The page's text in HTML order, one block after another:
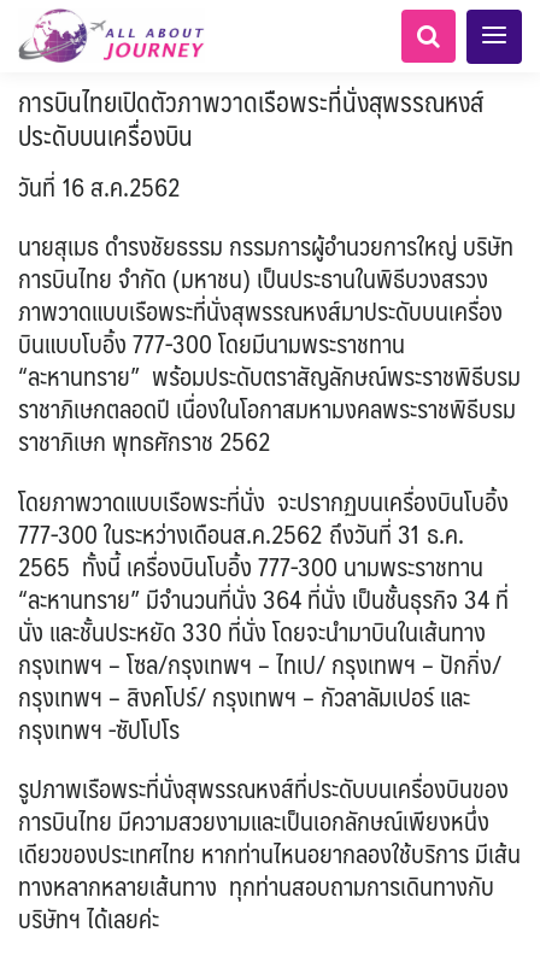
AFG อัฟกานิสถาน 0
LKA ศรีลังกา + BGD บังคลา
เทศ
0
เอเชียกลาง 6 LKA ศรีลังกา
BTN ภูฏาน 2
BRN บรูไน 0 KHM กัมพูชา 0
จีน
IND อินเดีย 21 IDN อินโดนีเซีย 3
IRN อิหร่าน 0 IRQ อิรัก 0
ISR อิสราเอล 0
JPN ญี่ปุ่น JOR จอร์แดน 4
KAZ คาซัคสถาน KORS เกาหลีใต้ 2
KGZ คีร์กีซสถาน 4 LAO ลาว 0
LBN เลบานอน 0
MDV มัลดีฟส์ 0 MNG มองโกเลีย
MMR เมียนมาร์ 5 NPL เนปาล 0
OMN โอมาน 0 PAK ปากีสถาน 8
PHL ฟิลิปปินส์ 1 SAU ซาอุดิอาระเบีย 1
Balkan บอลข่าน 1
สวิตเซอร์แลนด์ เยอรมนี
ฝรั่งเศส
1
MNE มอนเตเนโกร 1 แอลเบเนีย - Albania
ล่าแสงเหนือ-ใต้ 11 Baltic บอลติก 4
ยุโรปตะวันออก 12
ออสเตรีย - Austria 3
AZE อาเซอร์ไบจาน 2 BIH บอสเนีย & เฮอร์เซโกวีนา
1
BLR เบลารุส 0 BEL เบลเยี่ยม 0
HRV โครเอเชีย 3 CYP ไซปรัส 0
DNK เดนมาร์ก 2
CZE เช็ก 0 FIN ฟินแลนด์ 3
FRO หมู่เกาะแฟโร
DEU เยอรมนี 3 GEO จอร์เจีย 10
GRL กรีนแลนด์ 3
GRC กรีซ 1 ISL ไอซ์แลนด์ 4
ITA อิตาลี 9 MDA มอลโดวา 0
อเมริกาใต้ 8 อเมริกากลาง 1
ARG อาร์เจนตินา 3
CUB คิวบา 0 CAN แคนาดา
CHL ชิลี 3 ECU เอกวาดอร์ 0
PER เปรู 2
เม็กซิโก คิวบา 1 อเมริกา แคนาดา 1
ทัวร์ ล่องเรือสำราญยุโรป 5 ทัวร์ ล่องเรือสำราญอลาสก้า
1
ทัวร์ ล่องเรือสำราญอเมริกา ทัวร์ ล่องเรือสำราญเอเชีย
ทัวร์ ล่องเรือสำราญประเท
ศอื่นๆ
5
แอฟริกาใต้ - South Africa นามิเบีย - Namibia 1
โมร็อคโค - Morocco 6
ขั้วโลกใต้ เคนย่า - Kenya
แทนซาเนีย - Tanzania นิวซีแลนด์ - New Zealand
ไมโครนีเซีย - Micronesia
ตูนีเซีย - Tunisia เกาะโบราโบร่า - Bora Bora
0
แอลจีเรีย - Algeria ออสเตรเลีย - Australia
ทัวร์ อันซีน ประเทศแปลก 32 ลิเบีย - Libya 1
บราซิล - Brazil 0
เอธิโอเปีย - Ethiopia 0 อียิปต์ - Egypt 10
ล่องเรือดินเนอร์ วันวาเลนไทน์ ล่องเรือดินเนอร์วันลอยกระทง
18
ล่องเรือดินเนอร์วันปีใหม่ 19 เรือรอบกลางวัน กทม. 2
ล่องเรือดินเนอร์แม่น้ำ
ล่องเรือโปรแกรมอยุธยา 9
ล่องเรือ รอบ Sunset 14
ล่องเรือเหมาลำ / เหมาชั้น /
อยอร์ช / Speed Boat ส่วนตัวทั่ว
ะเทศ
255
เรือยอร์ช / Speed Boat ฯลฯ
บ Join ทั่วประเทศ
72
ตั๋วสวนสนุก 0 บุฟเฟต์โรงแรม/ร้านอาหาร
บุฟเฟต์ใบหยก 7 ไทยบัสฟู้ดทัวร์ 1
ตั๋วเรือ Hop-on Hop-off 0
โปรแกรมทัวร์ทั่วไทย 0 แต่งชุดไทยถ่ายรูปวัดอรุณฯ
1
พิเศษ! ล่องเรือเทศกาลชมพลุ
ห้องพักราคาพิเศษ 3
ข่าวที่น่าสนใจ
สถานที่ท่องเที่ยว
การบินไทยเปิดตัวภาพวาดเรือพระที่นั่งสุพรรณหงส์
ประดับบนเครื่องบิน
วันที่ 16 ส.ค.2562
นายสุเมธ ดำรงชัยธรรม กรรมการผู้อำนวยการใหญ่ บริษัท
การบินไทย จำกัด (มหาชน) เป็นประธานในพิธีบวงสรวง
ภาพวาดแบบเรือพระที่นั่งสุพรรณหงส์มาประดับบนเครื่อง
บินแบบโบอิ้ง 777-300 โดยมีนามพระราชทาน
“ละหานทราย” พร้อมประดับตราสัญลักษณ์พระราชพิธีบรม
ราชาภิเษกตลอดปี เนื่องในโอกาสมหามงคลพระราชพิธีบรม
ราชาภิเษก พุทธศักราช 2562
โดยภาพวาดแบบเรือพระที่นั่ง จะปรากฏบนเครื่องบินโบอิ้ง
777-300 ในระหว่างเดือนส.ค.2562 ถึงวันที่ 31 ธ.ค.
2565 ทั้งนี้ เครื่องบินโบอิ้ง 777-300 นามพระราชทาน
“ละหานทราย” มีจำนวนที่นั่ง 364 ที่นั่ง เป็นชั้นธุรกิจ 34 ที่
นั่ง และชั้นประหยัด 330 ที่นั่ง โดยจะนำมาบินในเส้นทาง
กรุงเทพฯ – โซล/กรุงเทพฯ – ไทเป/ กรุงเทพฯ – ปักกิ่ง/
กรุงเทพฯ – สิงคโปร์/ กรุงเทพฯ – กัวลาลัมเปอร์ และ
กรุงเทพฯ -ซัปโปโร
รูปภาพเรือพระที่นั่งสุพรรณหงส์ที่ประดับบนเครื่องบินของ
การบินไทย มีความสวยงามและเป็นเอกลักษณ์เพียงหนึ่ง
เดียวของประเทศไทย หากท่านไหนอยากลองใช้บริการ มีเส้น
ทางหลากหลายเส้นทาง ทุกท่านสอบถามการเดินทางกับ
บริษัทฯ ได้เลยค่ะ